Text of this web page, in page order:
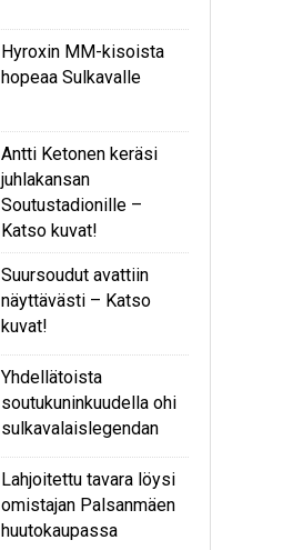
Hyroxin MM-kisoista
hopeaa Sulkavalle
Antti Ketonen keräsi
juhlakansan
Soutustadionille –
Katso kuvat!
Suursoudut avattiin
näyttävästi – Katso
kuvat!
Yhdellätoista
soutukuninkuudella ohi
sulkavalaislegendan
Lahjoitettu tavara löysi
omistajan Palsanmäen
huutokaupassa